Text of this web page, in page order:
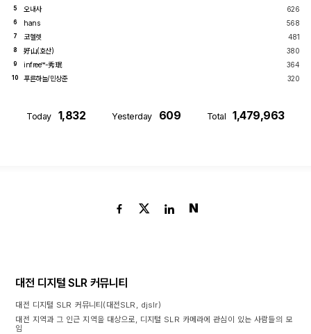
5 오내사 626
6 hans 568
7 코헬렛 481
8 好山(호산) 380
9 infree™-秀珉 364
10 푸른하늘/민상준 320
Today 1,832 Yesterday 609 Total 1,479,963
N
대전 디지털 SLR 커뮤니티
대전 디지털 SLR 커뮤니티(대전SLR, djslr)
대전 지역과 그 인근 지역을 대상으로, 디지털 SLR 카메라에 관심이 있는 사람들의 모
임